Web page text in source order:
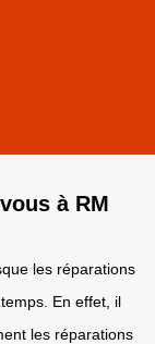
à RM
les réparations
En effet, il
les réparations